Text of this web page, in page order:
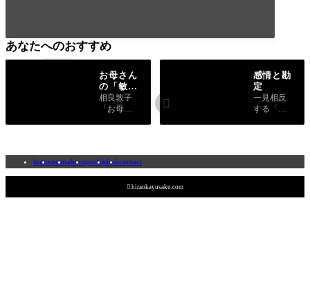
あなたへのおすすめ
お母さん
の「敏感
期」
相良敦子
「お母さ
話につい
て書きま
した。
感情と勘
定
一見相反
する「気
せること
について
た。

homepostsaboutprofilelinkcontact
 hiraokayusaku.com